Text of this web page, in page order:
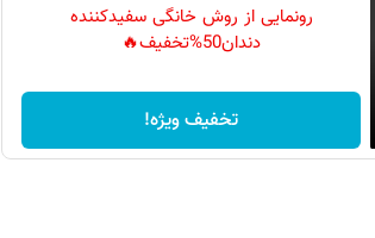
رونمایی از روش خانگی سفیدکننده
دندان50%تخفیف🔥
تخفیف ویژه!